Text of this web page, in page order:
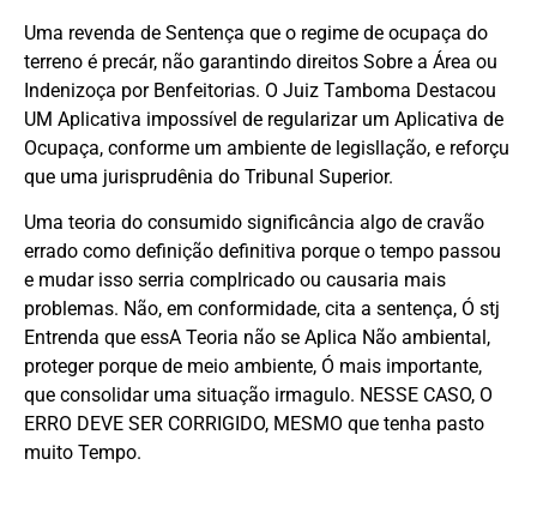
Uma revenda de Sentença que o regime de ocupaça do
terreno é precár, não garantindo direitos Sobre a Área ou
Indenizoça por Benfeitorias. O Juiz Tamboma Destacou
UM Aplicativa impossível de regularizar um Aplicativa de
Ocupaça, conforme um ambiente de legisllação, e reforçu
que uma jurisprudênia do Tribunal Superior.
Uma teoria do consumido significância algo de cravão
errado como definição definitiva porque o tempo passou
e mudar isso serria complricado ou causaria mais
problemas. Não, em conformidade, cita a sentença, Ó stj
Entrenda que essA Teoria não se Aplica Não ambiental,
proteger porque de meio ambiente, Ó mais importante,
que consolidar uma situação irmagulo. NESSE CASO, O
ERRO DEVE SER CORRIGIDO, MESMO que tenha pasto
muito Tempo.